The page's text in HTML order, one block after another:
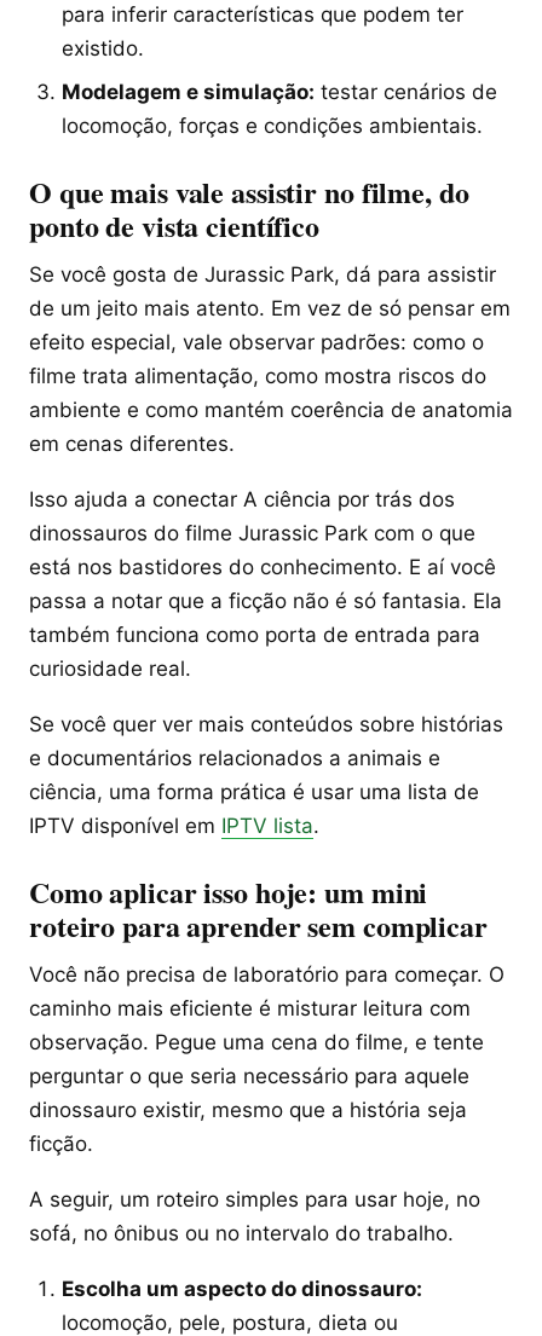
para inferir características que podem ter
existido.
Modelagem e simulação: testar cenários de
locomoção, forças e condições ambientais.
O que mais vale assistir no filme, do
ponto de vista científico
Se você gosta de Jurassic Park, dá para assistir
de um jeito mais atento. Em vez de só pensar em
efeito especial, vale observar padrões: como o
filme trata alimentação, como mostra riscos do
ambiente e como mantém coerência de anatomia
em cenas diferentes.
Isso ajuda a conectar A ciência por trás dos
dinossauros do filme Jurassic Park com o que
está nos bastidores do conhecimento. E aí você
passa a notar que a ficção não é só fantasia. Ela
também funciona como porta de entrada para
curiosidade real.
Se você quer ver mais conteúdos sobre histórias
e documentários relacionados a animais e
ciência, uma forma prática é usar uma lista de
IPTV disponível em IPTV lista.
Como aplicar isso hoje: um mini
roteiro para aprender sem complicar
Você não precisa de laboratório para começar. O
caminho mais eficiente é misturar leitura com
observação. Pegue uma cena do filme, e tente
perguntar o que seria necessário para aquele
dinossauro existir, mesmo que a história seja
ficção.
A seguir, um roteiro simples para usar hoje, no
sofá, no ônibus ou no intervalo do trabalho.
Escolha um aspecto do dinossauro:
locomoção, pele, postura, dieta ou